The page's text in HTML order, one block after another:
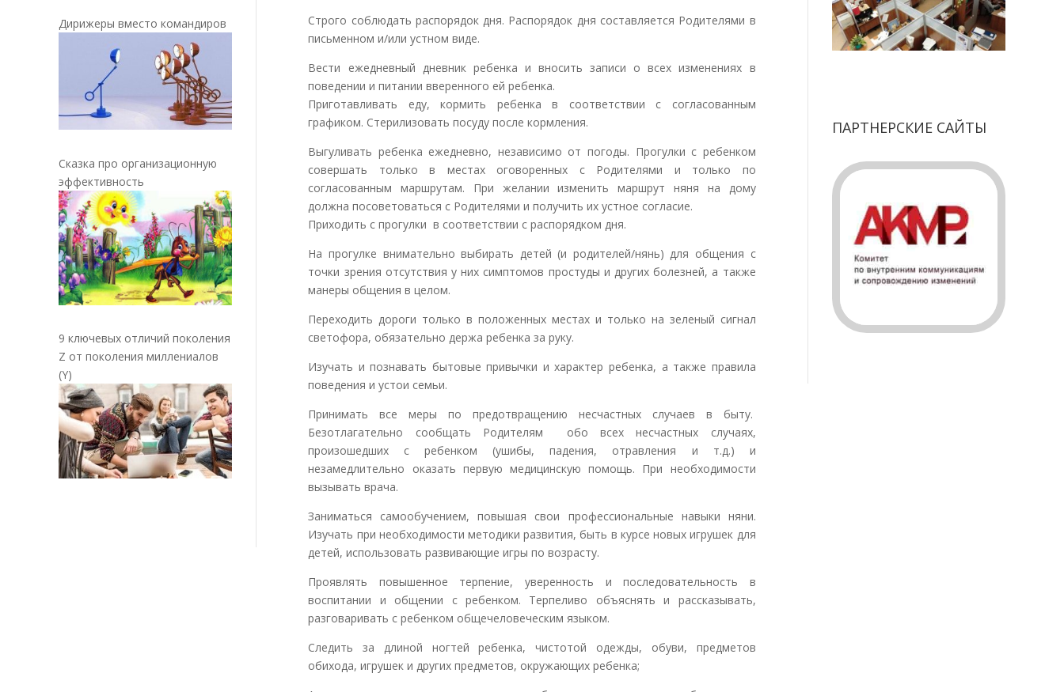
Дирижеры вместо командиров
Сказка про организационную
эффективность
9 ключевых отличий поколения
Z от поколения миллениалов
(Y)
Строго соблюдать распорядок дня. Распорядок дня составляется Родителями в
письменном и/или устном виде.
Вести ежедневный дневник ребенка и вносить записи о всех изменениях в
поведении и питании вверенного ей ребенка.
Приготавливать еду, кормить ребенка в соответствии с согласованным
графиком. Стерилизовать посуду после кормления.
Выгуливать ребенка ежедневно, независимо от погоды. Прогулки с ребенком
совершать только в местах оговоренных с Родителями и только по
согласованным маршрутам. При желании изменить маршрут няня на дому
должна посоветоваться с Родителями и получить их устное согласие.
Приходить с прогулки в соответствии с распорядком дня.
На прогулке внимательно выбирать детей (и родителей/нянь) для общения с
точки зрения отсутствия у них симптомов простуды и других болезней, а также
манеры общения в целом.
Переходить дороги только в положенных местах и только на зеленый сигнал
светофора, обязательно держа ребенка за руку.
Изучать и познавать бытовые привычки и характер ребенка, а также правила
поведения и устои семьи.
Принимать все меры по предотвращению несчастных случаев в быту.
Безотлагательно сообщать Родителям обо всех несчастных случаях,
произошедших с ребенком (ушибы, падения, отравления и т.д.) и
незамедлительно оказать первую медицинскую помощь. При необходимости
вызывать врача.
Заниматься самообучением, повышая свои профессиональные навыки няни.
Изучать при необходимости методики развития, быть в курсе новых игрушек для
детей, использовать развивающие игры по возрасту.
Проявлять повышенное терпение, уверенность и последовательность в
воспитании и общении с ребенком. Терпеливо объяснять и рассказывать,
разговаривать с ребенком общечеловеческим языком.
Следить за длиной ногтей ребенка, чистотой одежды, обуви, предметов
обихода, игрушек и других предметов, окружающих ребенка;
ПАРТНЕРСКИЕ САЙТЫ